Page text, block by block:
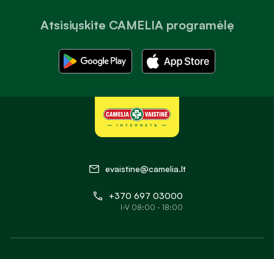
Atsisiųskite CAMELIA programėlę
evaistine@camelia.lt
+370 697 03000
I-V 08:00 - 18:00